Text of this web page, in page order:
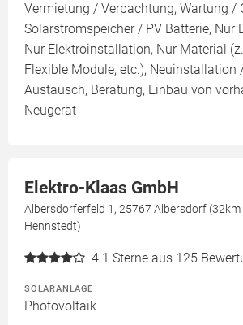
Vermietung / Verpachtung, Wartung /
Solarstromspeicher / PV Batterie, Nur
Nur Elektroinstallation, Nur Material
Flexible Module, etc.), Neuinstallation
Austausch, Beratung, Einbau von
Neugerät
Elektro-Klaas GmbH
Albersdorferfeld 1, 25767 Albersdorf
Hennstedt)
4.1 Sterne aus 125
SOLARANLAGE
Photovoltaik